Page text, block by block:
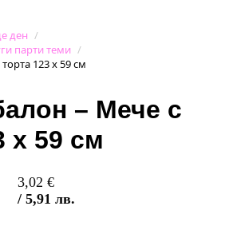
ден
парти теми
123 х 59 см
– Мече с
х 59 см
3,02 €
/ 5,91 лв.